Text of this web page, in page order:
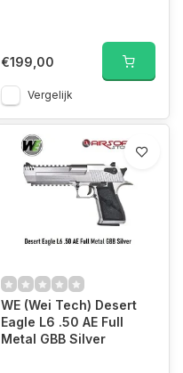
€199,00
Vergelijk
WE (Wei Tech) Desert
Eagle L6 .50 AE Full
Metal GBB Silver